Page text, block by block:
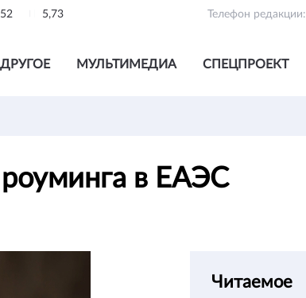
5,73 Телефон редакции:
ДРУГОЕ МУЛЬТИМЕДИА СПЕЦПРОЕКТ
в ЕАЭС
Читаемое